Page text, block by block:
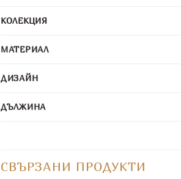
КОЛЕКЦИЯ
МАТЕРИАЛ
ДИЗАЙН
ДЪЛЖИНА
СВЪРЗАНИ ПРОДУКТИ